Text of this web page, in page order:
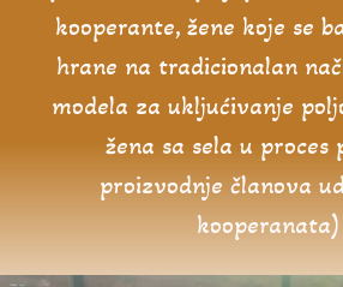
kooperante, žene koje se
hrane na tradicionalan
modela za ukljućivanje
žena sa sela u proces
proizvodnje članova
kooperanata)